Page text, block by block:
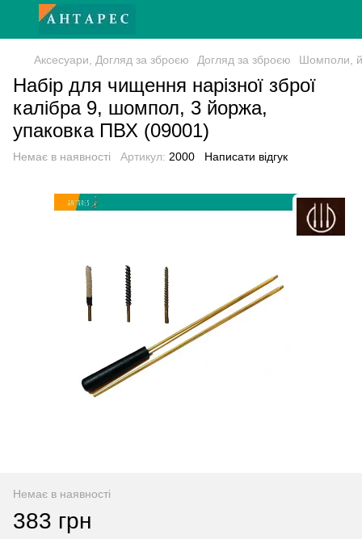
Аксесуари, Догляд за зброєю Догляд за зброєю Шомполи,
Набір для чищення нарізної зброї
калібра 9, шомпол, 3 йоржа,
упаковка ПВХ (09001)
Немає в наявності Артикул: 2000 Написати відгук
Немає в наявності
383 грн